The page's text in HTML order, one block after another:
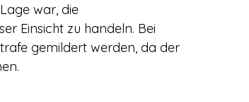
war, die
Einsicht zu handeln. Bei
gemildert werden, da der